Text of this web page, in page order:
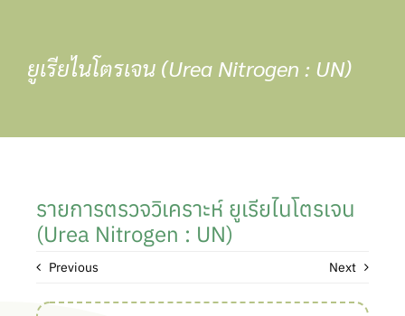
ยูเรียไนโตรเจน (Urea Nitrogen : UN)
รายการตรวจวิเคราะห์ ยูเรียไนโตรเจน
(Urea Nitrogen : UN)
Previous Next